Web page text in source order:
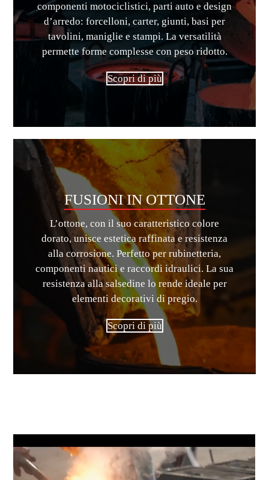
componenti motociclistici, parti auto e design
d’arredo: forcelloni, carter, giunti, basi per
tavolini, maniglie e stampi. La versatilità
permette forme complesse con peso ridotto.
Scopri di più
FUSIONI IN OTTONE
L’ottone, con il suo caratteristico colore
dorato, unisce estetica raffinata e resistenza
alla corrosione. Perfetto per rubinetteria,
componenti nautici e raccordi idraulici. La sua
resistenza alla salsedine lo rende ideale per
elementi decorativi di pregio.
Scopri di più